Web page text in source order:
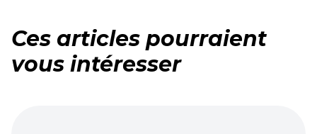
Ces articles pourraient
vous intéresser